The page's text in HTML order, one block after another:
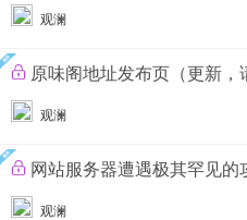
观澜
原味阁地址发布页（更新，
观澜
网站服务器遭遇极其罕见的
观澜